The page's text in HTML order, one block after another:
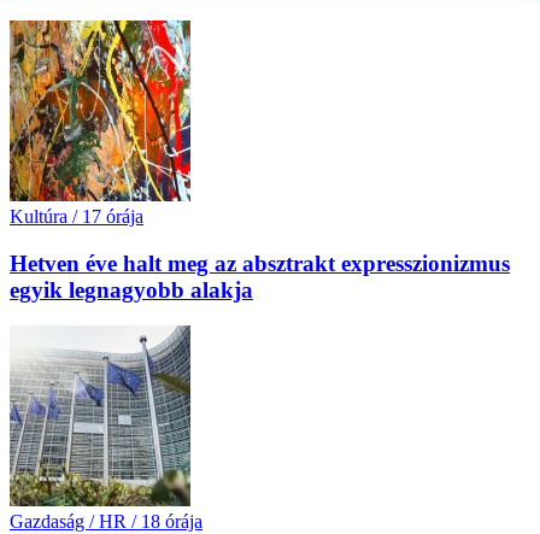
Kultúra / 17 órája
Hetven éve halt meg az absztrakt expresszionizmus
egyik legnagyobb alakja
Gazdaság / HR / 18 órája